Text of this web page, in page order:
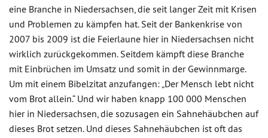
eine Branche in Niedersachsen, die seit langer Zeit mit Krisen
und Problemen zu kämpfen hat. Seit der Bankenkrise von
2007 bis 2009 ist die Feierlaune hier in Niedersachsen nicht
wirklich zurückgekommen. Seitdem kämpft diese Branche
mit Einbrüchen im Umsatz und somit in der Gewinnmarge.
Um mit einem Bibelzitat anzufangen: „Der Mensch lebt nicht
vom Brot allein.“ Und wir haben knapp 100 000 Menschen
hier in Niedersachsen, die sozusagen ein Sahnehäubchen auf
dieses Brot setzen. Und dieses Sahnehäubchen ist oft das